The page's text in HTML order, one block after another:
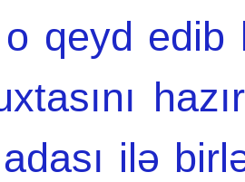
qeyd edib
ilə